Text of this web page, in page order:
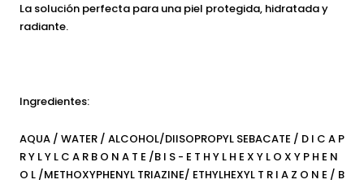
La solución perfecta para una piel protegida, hidratada y
radiante.
Ingredientes:
AQUA / WATER / ALCOHOL/DIISOPROPYL SEBACATE / D I C A P
R Y L Y L C A R B O N A T E /B I S - E T H Y L H E X Y L O X Y P H E N
O L /METHOXYPHENYL TRIAZINE/ ETHYLHEXYL T R I A Z O N E / B